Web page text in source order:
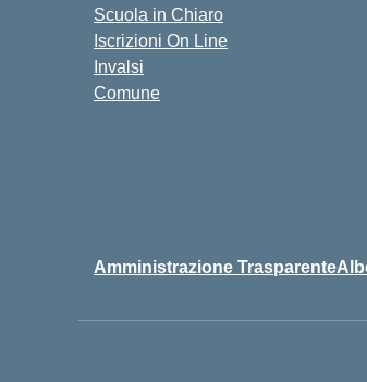
Scuola in Chiaro
Iscrizioni On Line
Invalsi
Comune
Amministrazione Trasparente